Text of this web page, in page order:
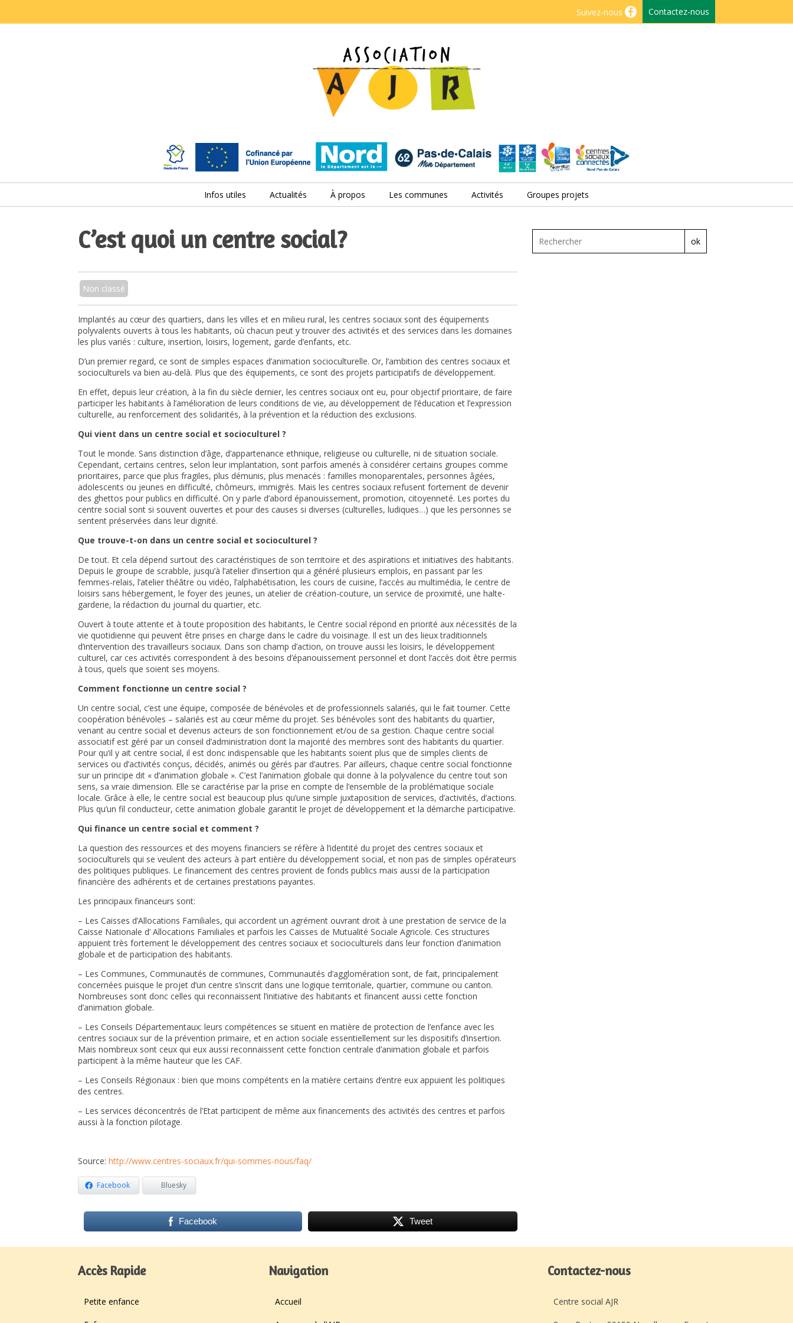
Suivez-nous Contactez-nous
Infos utiles Actualités À propos Les communes Activités Groupes projets
C’est quoi un centre social?
Non classé
Implantés au cœur des quartiers, dans les villes et en milieu rural, les centres sociaux sont des équipements
polyvalents ouverts à tous les habitants, où chacun peut y trouver des activités et des services dans les domaines
les plus variés : culture, insertion, loisirs, logement, garde d’enfants, etc.
D’un premier regard, ce sont de simples espaces d’animation socioculturelle. Or, l’ambition des centres sociaux et
socioculturels va bien au-delà. Plus que des équipements, ce sont des projets participatifs de développement.
En effet, depuis leur création, à la fin du siècle dernier, les centres sociaux ont eu, pour objectif prioritaire, de faire
participer les habitants à l’amélioration de leurs conditions de vie, au développement de l’éducation et l’expression
culturelle, au renforcement des solidarités, à la prévention et la réduction des exclusions.
Qui vient dans un centre social et socioculturel ?
Tout le monde. Sans distinction d’âge, d’appartenance ethnique, religieuse ou culturelle, ni de situation sociale.
Cependant, certains centres, selon leur implantation, sont parfois amenés à considérer certains groupes comme
prioritaires, parce que plus fragiles, plus démunis, plus menacés : familles monoparentales, personnes âgées,
adolescents ou jeunes en difficulté, chômeurs, immigrés. Mais les centres sociaux refusent fortement de devenir
des ghettos pour publics en difficulté. On y parle d’abord épanouissement, promotion, citoyenneté. Les portes du
centre social sont si souvent ouvertes et pour des causes si diverses (culturelles, ludiques…) que les personnes se
sentent préservées dans leur dignité.
Que trouve-t-on dans un centre social et socioculturel ?
De tout. Et cela dépend surtout des caractéristiques de son territoire et des aspirations et initiatives des habitants.
Depuis le groupe de scrabble, jusqu’à l’atelier d’insertion qui a généré plusieurs emplois, en passant par les
femmes-relais, l’atelier théâtre ou vidéo, l’alphabétisation, les cours de cuisine, l’accès au multimédia, le centre de
loisirs sans hébergement, le foyer des jeunes, un atelier de création-couture, un service de proximité, une halte-
garderie, la rédaction du journal du quartier, etc.
Ouvert à toute attente et à toute proposition des habitants, le Centre social répond en priorité aux nécessités de la
vie quotidienne qui peuvent être prises en charge dans le cadre du voisinage. Il est un des lieux traditionnels
d’intervention des travailleurs sociaux. Dans son champ d’action, on trouve aussi les loisirs, le développement
culturel, car ces activités correspondent à des besoins d’épanouissement personnel et dont l’accès doit être permis
à tous, quels que soient ses moyens.
Comment fonctionne un centre social ?
Un centre social, c’est une équipe, composée de bénévoles et de professionnels salariés, qui le fait tourner. Cette
coopération bénévoles – salariés est au cœur même du projet. Ses bénévoles sont des habitants du quartier,
venant au centre social et devenus acteurs de son fonctionnement et/ou de sa gestion. Chaque centre social
associatif est géré par un conseil d’administration dont la majorité des membres sont des habitants du quartier.
Pour qu’il y ait centre social, il est donc indispensable que les habitants soient plus que de simples clients de
services ou d’activités conçus, décidés, animés ou gérés par d’autres. Par ailleurs, chaque centre social fonctionne
sur un principe dit « d’animation globale ». C’est l’animation globale qui donne à la polyvalence du centre tout son
sens, sa vraie dimension. Elle se caractérise par la prise en compte de l’ensemble de la problématique sociale
locale. Grâce à elle, le centre social est beaucoup plus qu’une simple juxtaposition de services, d’activités, d’actions.
Plus qu’un fil conducteur, cette animation globale garantit le projet de développement et la démarche participative.
Qui finance un centre social et comment ?
La question des ressources et des moyens financiers se réfère à l’identité du projet des centres sociaux et
socioculturels qui se veulent des acteurs à part entière du développement social, et non pas de simples opérateurs
des politiques publiques. Le financement des centres provient de fonds publics mais aussi de la participation
financière des adhérents et de certaines prestations payantes.
Les principaux financeurs sont:
– Les Caisses d’Allocations Familiales, qui accordent un agrément ouvrant droit à une prestation de service de la
Caisse Nationale d’ Allocations Familiales et parfois les Caisses de Mutualité Sociale Agricole. Ces structures
appuient très fortement le développement des centres sociaux et socioculturels dans leur fonction d’animation
globale et de participation des habitants.
– Les Communes, Communautés de communes, Communautés d’agglomération sont, de fait, principalement
concernées puisque le projet d’un centre s’inscrit dans une logique territoriale, quartier, commune ou canton.
Nombreuses sont donc celles qui reconnaissent l’initiative des habitants et financent aussi cette fonction
d’animation globale.
– Les Conseils Départementaux: leurs compétences se situent en matière de protection de l’enfance avec les
centres sociaux sur de la prévention primaire, et en action sociale essentiellement sur les dispositifs d’insertion.
Mais nombreux sont ceux qui eux aussi reconnaissent cette fonction centrale d’animation globale et parfois
participent à la même hauteur que les CAF.
– Les Conseils Régionaux : bien que moins compétents en la matière certains d’entre eux appuient les politiques
des centres.
– Les services déconcentrés de l’Etat participent de même aux financements des activités des centres et parfois
aussi à la fonction pilotage.
Source: http://www.centres-sociaux.fr/qui-sommes-nous/faq/
Facebook Bluesky
Facebook Tweet
ok
Accès Rapide
Petite enfance
Navigation
Accueil
Contactez-nous
Centre social AJR